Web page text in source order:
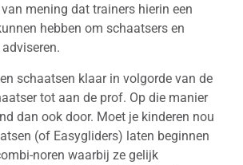
mening dat trainers hierin een
hebben om schaatsers en
schaatsen klaar in volgorde van de
tot aan de prof. Op die manier
dan ook door. Moet je kinderen nou
(of Easygliders) laten beginnen
noren waarbij ze gelijk